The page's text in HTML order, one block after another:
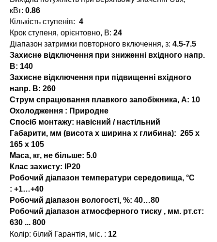
кВт: 0.86
Кількість ступенів: 4
Крок ступеня, орієнтовно, В: 24
Діапазон затримки повторного включення, з: 4.5-7.5
Захисне відключення при зниженні вхідного напр.
В: 140
Захисне відключення при підвищенні вхідного
напр. В: 260
Струм спрацювання плавкого запобіжника, А: 10
Охолодження : Природне
Спосіб монтажу: навісний / настільний
Габарити, мм (висота x ширина x глибина): 265 х
165 х 105
Маса, кг, не більше: 5.0
Клас захисту: IP20
Робочий діапазон температури середовища, °С
: +1…+40
Робочий діапазон вологості, %: 40…80
Робочий діапазон атмосферного тиску , мм. рт.ст:
630 ... 800
Колір: білий Гарантія, міс. : 12